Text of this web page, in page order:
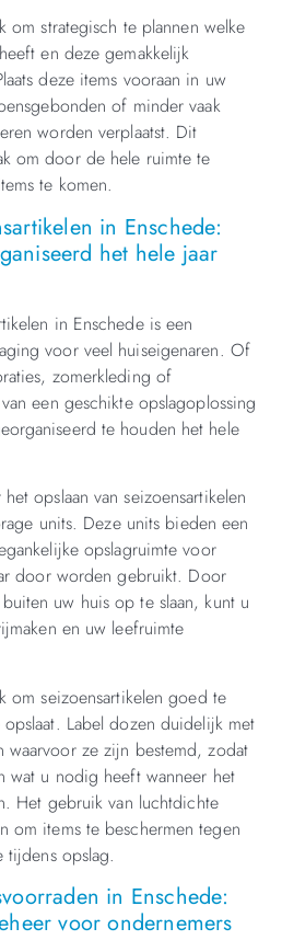
om strategisch te plannen welke
en deze gemakkelijk
deze items vooraan in uw
of minder vaak
worden verplaatst. Dit
om door de hele ruimte te
te komen.
in Enschede:
het hele jaar
in Enschede is een
voor veel huiseigenaren. Of
zomerkleding of
een geschikte opslagoplossing
te houden het hele
opslaan van seizoensartikelen
units. Deze units bieden een
opslagruimte voor
door worden gebruikt. Door
uw huis op te slaan, kunt u
en uw leefruimte
om seizoensartikelen goed te
Label dozen duidelijk met
ze zijn bestemd, zodat
wat u nodig heeft wanneer het
Het gebruik van luchtdichte
om items te beschermen tegen
opslag.
in Enschede:
voor ondernemers